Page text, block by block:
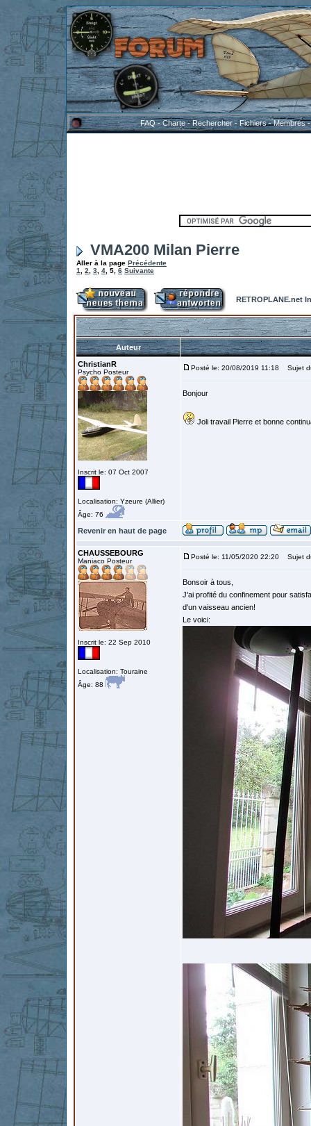
FAQ-Charte-Rechercher-Fichiers-Membres
VMA200 Milan Pierre
Aller à la page Précédente
1
2 3 4 5 6 Suivante
RETROPLANE.net
Auteur
ChristianR
Psycho Posteur
Inscrit le: 07 Oct 2007
Localisation: Yzeure (Allier)
Âge: 76
Posté le: 20/08/2019 11:18 Sujet
Bonjour
Joli travail Pierre et bonne
Revenir en haut de page
CHAUSSEBOURG
Maniaco Posteur
Inscrit le: 22 Sep 2010
Localisation: Touraine
Âge: 88
Posté le: 11/05/2020 22:20 Sujet
Bonsoir à tous,
J'ai profité du confinement pour
d'un vaisseau ancien!
Le voici: